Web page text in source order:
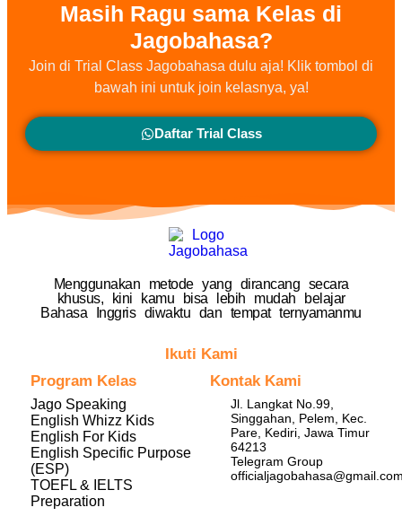
Masih Ragu sama Kelas di
Jagobahasa?
Join di Trial Class Jagobahasa dulu aja! Klik tombol di
bawah ini untuk join kelasnya, ya!
Daftar Trial Class
Menggunakan metode yang dirancang secara
khusus, kini kamu bisa lebih mudah belajar
Bahasa Inggris diwaktu dan tempat ternyamanmu
Ikuti Kami
Program Kelas
Jago Speaking
English Whizz Kids
English For Kids
English Specific Purpose
(ESP)
TOEFL & IELTS
Preparation
Kontak Kami
Jl. Langkat No.99,
Singgahan, Pelem, Kec.
Pare, Kediri, Jawa Timur
64213
Telegram Group